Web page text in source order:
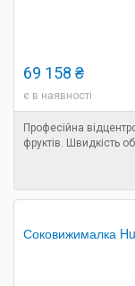
69 158 ₴
є в наявності
Професійна
фруктів. Швидкість
Соковижималка